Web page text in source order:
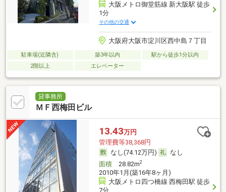
大阪メトロ御堂筋線 新大阪駅 徒歩
1分
その他の交通
大阪府大阪市淀川区西中島７丁目
駐車場(近隣含) 築3年以内
駅から徒歩1分以内
2階以上
エレベーター
貸事務所
ＭＦ西梅田ビル
13.43万円
管理費等38,368円
なし(74.12万円)
なし
面積28.82m2
2010年1月(築16年8ヶ月)
大阪メトロ四つ橋線 西梅田駅 徒歩
7分